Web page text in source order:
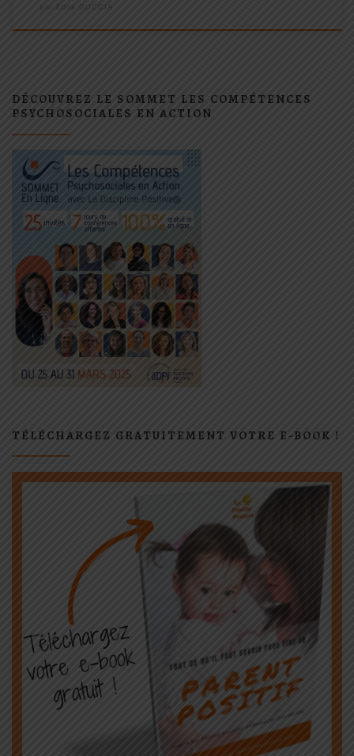
par Edna GUCCIA
DÉCOUVREZ LE SOMMET LES COMPÉTENCES
PSYCHOSOCIALES EN ACTION
TÉLÉCHARGEZ GRATUITEMENT VOTRE E-BOOK !